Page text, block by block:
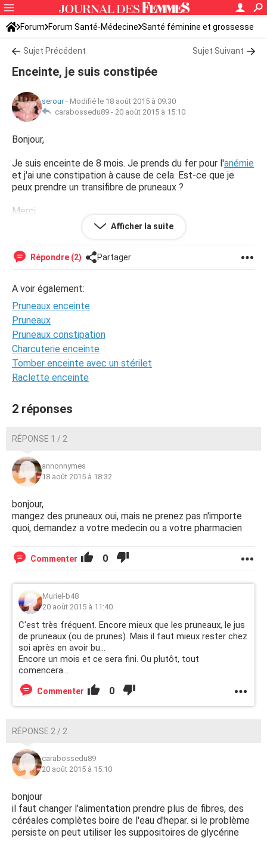
Forum Forum Santé-Médecine Santé féminine et grossesse
Sujet Précédent Sujet Suivant
Enceinte, je suis constipée
serour- Modifié le 18 août 2015 à 09:30
carabossedu89 - 20 août 2015 à 15:10
Bonjour,
Je suis enceinte de 8 mois. Je prends du fer pour l'anémie
et j'ai une constipation à cause de cela. Est-ce que je
peux prendre un transifibre de pruneaux ?
Merci
Afficher la suite
Répondre (2) Partager
A voir également:
Pruneaux enceinte
Pruneaux
Pruneaux constipation
Charcuterie enceinte
Tomber enceinte avec un stérilet
Raclette enceinte
2 réponses
RÉPONSE 1 / 2
annonnymes
18 août 2015 à 18:32
bonjour,
mangez des pruneaux oui, mais ne prenez pas n'importe
quoi, demandez a votre medecin ou a votre pharmacien
Commenter 0
Muriel-b48
20 août 2015 à 11:40
C'est très fréquent. Encore mieux que les pruneaux, le jus
de pruneaux (ou de prunes). Mais il faut mieux rester chez
soi après en avoir bu...
Encore un mois et ce sera fini. Ou plutôt, tout
comencera...
Commenter 0
RÉPONSE 2 / 2
carabossedu89
20 août 2015 à 15:10
bonjour
il faut changer l'alimentation prendre plus de fibres, des
céréales complètes boire de l'eau d'hepar. si le problème
persiste on peut utiliser les suppositoires de glycérine